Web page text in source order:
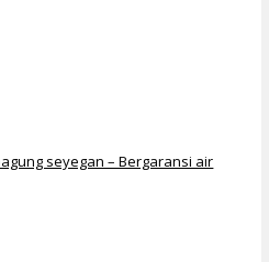
seyegan – Bergaransi air